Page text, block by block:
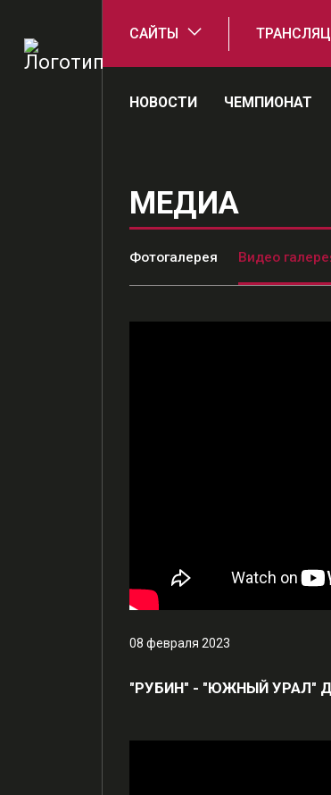
САЙТЫ
НОВОСТИ ЧЕМПИОНАТ
МЕДИА
Фотогалерея Видео
08 февраля 2023
"РУБИН" - "ЮЖНЫЙ УРАЛ"